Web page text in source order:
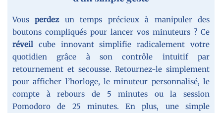
Vousperdezun temps précieux à manipuler des
boutons compliqués pour lancer vos minuteurs ? Ce
réveil cube innovant simplifie radicalement votre
quotidien grâce à son contrôle intuitif par
retournement et secousse. Retournez-le simplement
pour afficher l’horloge, le minuteur personnalisé, le
compte à rebours de 5 minutes ou la session
Pomodoro de 25 minutes. En plus, une simple